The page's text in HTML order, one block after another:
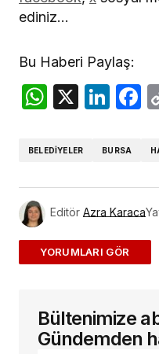
ediniz…
Bu Haberi Paylaş:
X
BELEDIYELER BURSA
Editör Azra Karaca
ADD A COMMENT
E-posta adresiniz
alanlar*ile
Bültenimize
Gündemden